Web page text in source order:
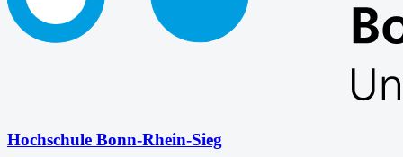
Hochschule Bonn-Rhein-Sieg